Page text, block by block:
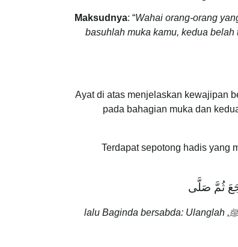
Maksudnya: “Wahai orang-orang
basuhlah muka kamu, kedua
Ayat di atas menjelaskan kewajipan
pada bahagian muka dan
Terdapat sepotong hadis yang
ثُمَّ صَلَّى
, lalu Baginda bersabda: Ulanglah